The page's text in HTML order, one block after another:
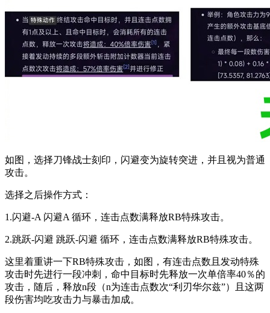
如图，选择刀锋战士刻印，闪避变为旋转突进，并且视为普通
攻击。
选择之后操作方式：
1.闪避-A 闪避A 循环，连击点数满释放RB特殊攻击。
2.跳跃-闪避 跳跃-闪避 循环，连击点数满释放RB特殊攻击。
这里着重讲一下RB特殊攻击，如图，有连击点数且发动特殊
攻击时先进行一段冲刺，命中目标时先释放一次单倍率40％的
攻击，随后，释放n段（n为连击点数次“利刃华尔兹”）且这两
段伤害均吃攻击力与暴击加成。